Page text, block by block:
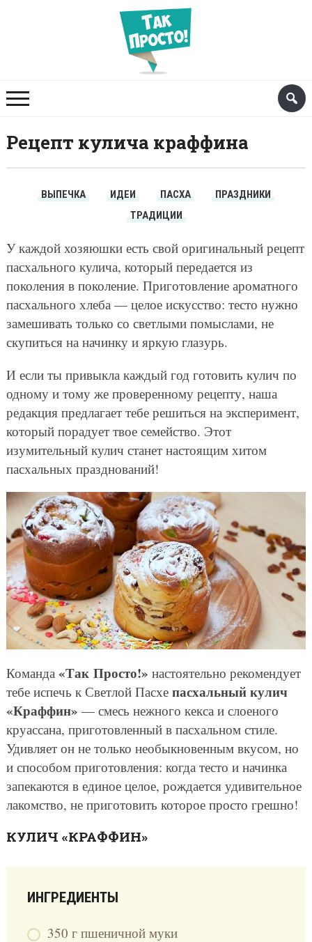
Рецепт кулича краффина
ВЫПЕЧКА ИДЕИ ПАСХА
ПРАЗДНИКИ
ТРАДИЦИИ
У каждой хозяюшки есть свой оригинальный рецепт
пасхального кулича, который передается из
поколения в поколение. Приготовление ароматного
пасхального хлеба — целое искусство: тесто нужно
замешивать только со светлыми помыслами, не
скупиться на начинку и яркую глазурь.
И если ты привыкла каждый год готовить кулич по
одному и тому же проверенному рецепту, наша
редакция предлагает тебе решиться на эксперимент,
который порадует твое семейство. Этот
изумительный кулич станет настоящим хитом
пасхальных празднований!
Команда «Так Просто!» настоятельно рекомендует
тебе испечь к Светлой Пасхе пасхальный кулич
«Краффин» — смесь нежного кекса и слоеного
круассана, приготовленный в пасхальном стиле.
Удивляет он не только необыкновенным вкусом, но
и способом приготовления: когда тесто и начинка
запекаются в единое целое, рождается удивительное
лакомство, не приготовить которое просто грешно!
КУЛИЧ «КРАФФИН»
ИНГРЕДИЕНТЫ
350 г пшеничной муки